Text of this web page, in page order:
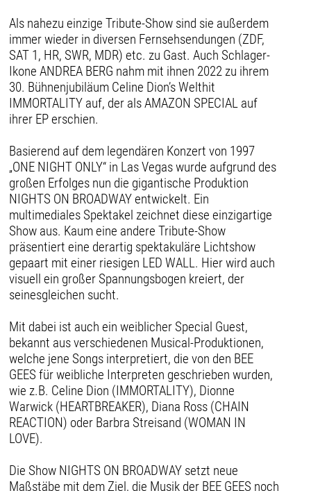
Als nahezu einzige Tribute-Show sind sie außerdem
immer wieder in diversen Fernsehsendungen (ZDF,
SAT 1, HR, SWR, MDR) etc. zu Gast. Auch Schlager-
Ikone ANDREA BERG nahm mit ihnen 2022 zu ihrem
30. Bühnenjubiläum Celine Dion’s Welthit
IMMORTALITY auf, der als AMAZON SPECIAL auf
ihrer EP erschien.
Basierend auf dem legendären Konzert von 1997
„ONE NIGHT ONLY“ in Las Vegas wurde aufgrund des
großen Erfolges nun die gigantische Produktion
NIGHTS ON BROADWAY entwickelt. Ein
multimediales Spektakel zeichnet diese einzigartige
Show aus. Kaum eine andere Tribute-Show
präsentiert eine derartig spektakuläre Lichtshow
gepaart mit einer riesigen LED WALL. Hier wird auch
visuell ein großer Spannungsbogen kreiert, der
seinesgleichen sucht.
Mit dabei ist auch ein weiblicher Special Guest,
bekannt aus verschiedenen Musical-Produktionen,
welche jene Songs interpretiert, die von den BEE
GEES für weibliche Interpreten geschrieben wurden,
wie z.B. Celine Dion (IMMORTALITY), Dionne
Warwick (HEARTBREAKER), Diana Ross (CHAIN
REACTION) oder Barbra Streisand (WOMAN IN
LOVE).
Die Show NIGHTS ON BROADWAY setzt neue
Maßstäbe mit dem Ziel, die Musik der BEE GEES noch